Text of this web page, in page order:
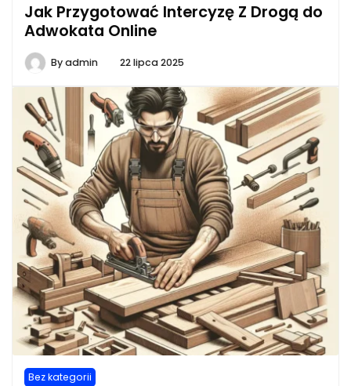
Jak Przygotować Intercyzę Z Drogą do
Adwokata Online
Byadmin 22 lipca 2025
Bez kategorii